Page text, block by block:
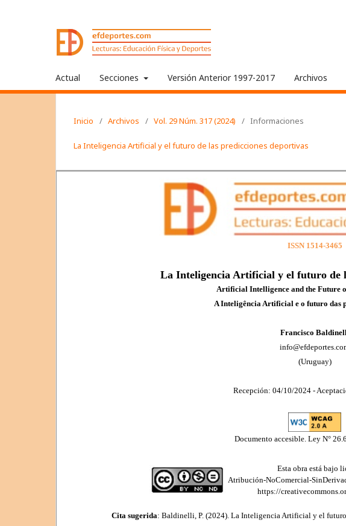
Actual Secciones Versión Anterior 1997-2017 Archivos
Inicio / Archivos / Vol. 29 Núm. 317 (2024) / Informaciones
La Inteligencia Artificial y el futuro de las predicciones deportivas